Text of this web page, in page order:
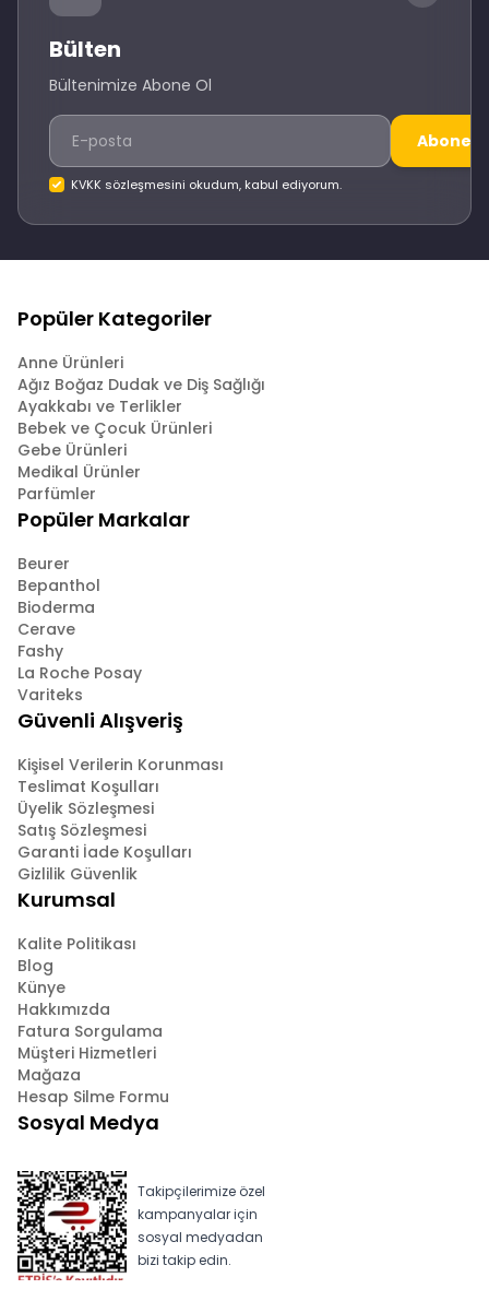
Bülten
Bültenimize Abone Ol
Abone
KVKK sözleşmesini okudum, kabul ediyorum.
Popüler Kategoriler
Anne Ürünleri
Ağız Boğaz Dudak ve Diş Sağlığı
Ayakkabı ve Terlikler
Bebek ve Çocuk Ürünleri
Gebe Ürünleri
Medikal Ürünler
Parfümler
Popüler Markalar
Beurer
Bepanthol
Bioderma
Cerave
Fashy
La Roche Posay
Variteks
Güvenli Alışveriş
Kişisel Verilerin Korunması
Teslimat Koşulları
Üyelik Sözleşmesi
Satış Sözleşmesi
Garanti İade Koşulları
Gizlilik Güvenlik
Kurumsal
Kalite Politikası
Blog
Künye
Hakkımızda
Fatura Sorgulama
Müşteri Hizmetleri
Mağaza
Hesap Silme Formu
Sosyal Medya
Takipçilerimize özel
kampanyalar için
sosyal medyadan
bizi takip edin.